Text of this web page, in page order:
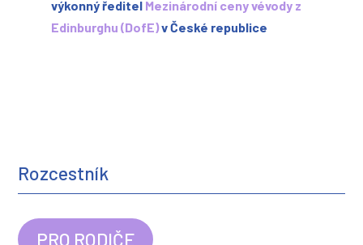
výkonný ředitel Mezinárodní ceny vévody z
Edinburghu (DofE)v České republice
Rozcestník
PRO RODIČE